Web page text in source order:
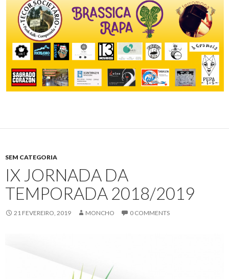
SEM CATEGORIA
IX JORNADA DA
TEMPORADA 2018/2019
21 FEVEREIRO, 2019 MONCHO 0 COMMENTS